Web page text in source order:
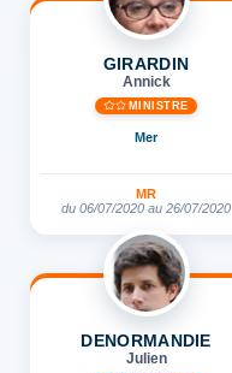
GIRARDIN
Annick
MINISTRE
Mer
MR
du 06/07/2020 au 26/07/2020
DENORMANDIE
Julien